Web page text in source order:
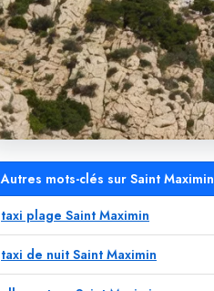
Autres mots-clés sur Saint Maximin
taxi plage Saint Maximin
taxi de nuit Saint Maximin